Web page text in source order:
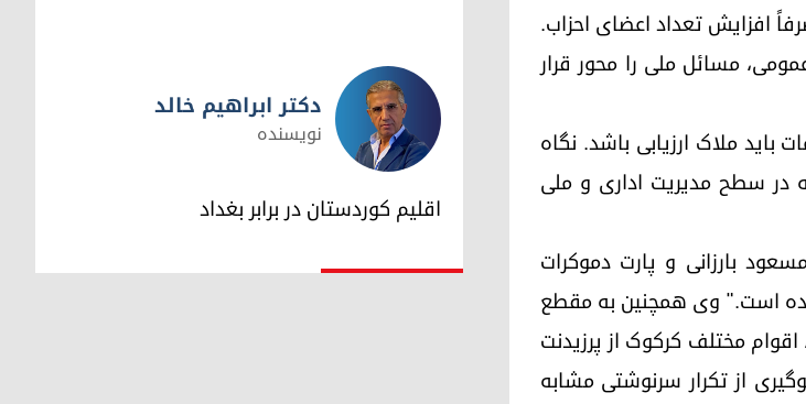
افزایش تعداد اعضای احزاب.
مسائل ملی را محور قرار
ملاک ارزیابی باشد. نگاه
در سطح مدیریت اداری و ملی
بارزانی و پارت دموکرات
است." وی همچنین به مقطع
مختلف کرکوک از پرزیدنت
از تکرار سرنوشتی مشابه
دکتر ابراهیم خالد
دکتر ابراهیم خالد
نویسنده
اقلیم کوردستان در برابر بغداد